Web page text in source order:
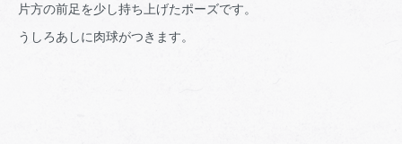
片方の前足を少し持ち上げたポーズです。
うしろあしに肉球がつきます。